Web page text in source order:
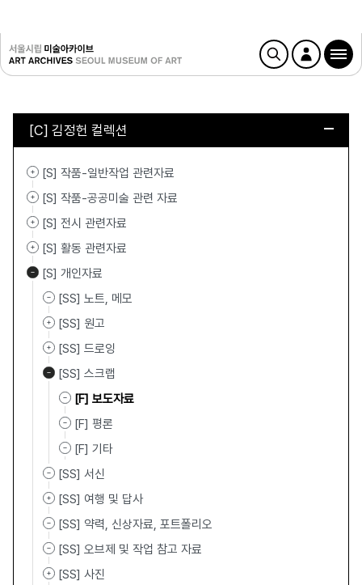
[C] 김정헌 컬렉션
[S] 작품-일반작업 관련자료
[S] 작품-공공미술 관련 자료
[S] 전시 관련자료
[S] 활동 관련자료
[S] 개인자료
[SS] 노트, 메모
[SS] 원고
[SS] 드로잉
[SS] 스크랩
[F] 보도자료
[F] 평론
[F] 기타
[SS] 서신
[SS] 여행 및 답사
[SS] 약력, 신상자료, 포트폴리오
[SS] 오브제 및 작업 참고 자료
[SS] 사진